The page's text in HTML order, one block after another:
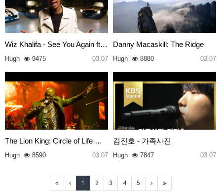
Wiz Khalifa - See You Again ft…
Hugh 9475 03.07
Danny Macaskill: The Ridge
Hugh 8880 03.07
The Lion King: Circle of Life …
Hugh 8590 03.07
김진호 - 가족사진
Hugh 7847 03.07
1 2 3 4 5